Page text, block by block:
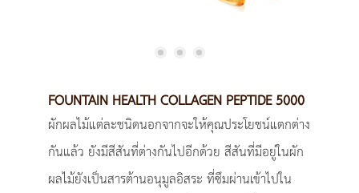
FOUNTAIN HEALTH COLLAGEN PEPTIDE 5000
ผักผลไม้แต่ละชนิดนอกจากจะให้คุณประโยชน์แตกต่าง
กันแล้ว ยังมีสีสันที่ต่างกันไปอีกด้วย สีสันที่มีอยู่ในผัก
ผลไม้ยังเป็นสารต้านอนุมูลอิสระ ที่ซึมผ่านเข้าไปใน